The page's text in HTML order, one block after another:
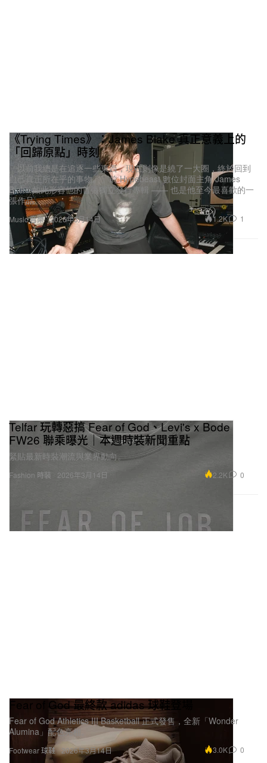
Music 音樂
《Trying Times》：James Blake 真正意義上的
「回歸原點」時刻
「以前我總是在追逐一些東西，現在則像是繞了一大圈，終於回到
自己真正所在乎的事物。」前 Hypebeast 數位封面主角 James
Blake 如此形容他的首張獨立發行專輯 —— 也是他至今最喜歡的一
張作品。
2026年3月14日 1.2K 1
Fashion 時裝
Telfar 玩轉惡搞 Fear of God、Levi's x Bode
FW26 聯乘曝光｜本週時裝新聞重點
緊貼最新時裝潮流與業界動向。
2026年3月14日 2.2K 0
Footwear 球鞋
Fear of God 最終款 adidas 球鞋登場
Fear of God Athletics III Basketball 正式發售，全新「Wonder
Alumina」配色亮相。
2026年3月14日 3.0K 0